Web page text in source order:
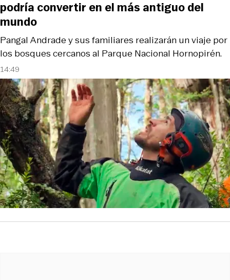
14:49
Pangal Andrade y sus familiares realizarán un viaje por
los bosques cercanos al Parque Nacional Hornopirén.
podría convertir en el más antiguo del
mundo